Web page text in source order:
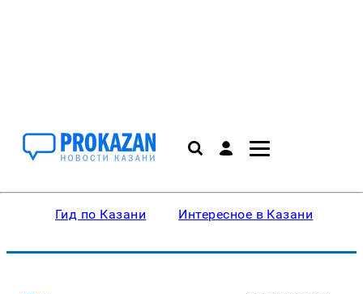
Гид по Казани Интересное в Казани